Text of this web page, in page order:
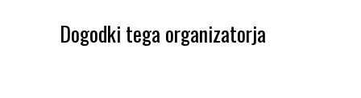
Dogodki tega organizatorja